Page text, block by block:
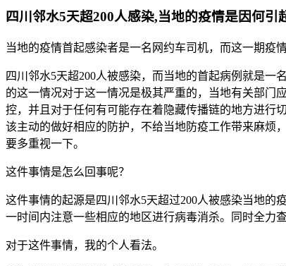
四川邻水5天超200人感染,当地的疫情是因何引
当地的疫情首起感染者是一名网约车司机，而这一期疫
四川邻水5天超200人被感染，而当地的首起病例就是
的这一情况对于这一情况是极其严重的，当地有关部门
控，并且对于任何有可能存在着隐藏传播链的地方进行
该主动的做好相应的防护，不给当地防疫工作带来麻烦
要多重视一下。
这件事情是怎么回事呢？
这件事情的起源是四川邻水5天超过200人被感染当地的
一时间内注意一些相应的地区进行病毒消杀。同时全力
对于这件事情，我的个人看法。